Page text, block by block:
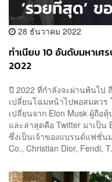
28 ธันวาคม 2022
ทำเนียบ 10 อันดับมหาเศ
2022
ปี 2022 ที่กำลังจะผ่านพ้นไป
เปลี่ยนโฉมหน้าไปพอสมควร
เปลี่ยนจาก Elon Musk ผู้ถือ
และล่าสุดคือ Twitter มาเป็น
ซึ่งเป็นเจ้าของแบรนด์แฟชั่น
Co., Christian Dior, Fendi,